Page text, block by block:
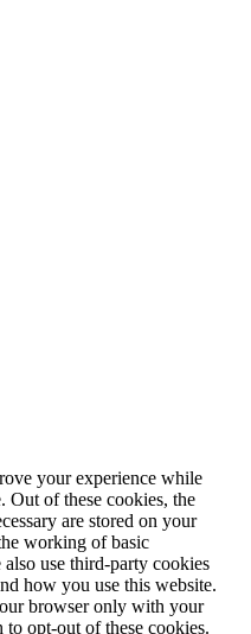
your experience while
Out of these cookies, the
are stored on your
working of basic
use third-party cookies
how you use this website.
browser only with your
to opt-out of these cookies.